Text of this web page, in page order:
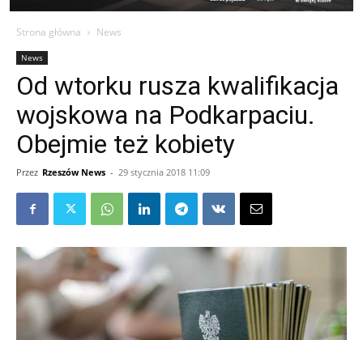
Strona główna News
News
Od wtorku rusza kwalifikacja
wojskowa na Podkarpaciu.
Obejmie też kobiety
Przez Rzeszów News - 29 stycznia 2018 11:09